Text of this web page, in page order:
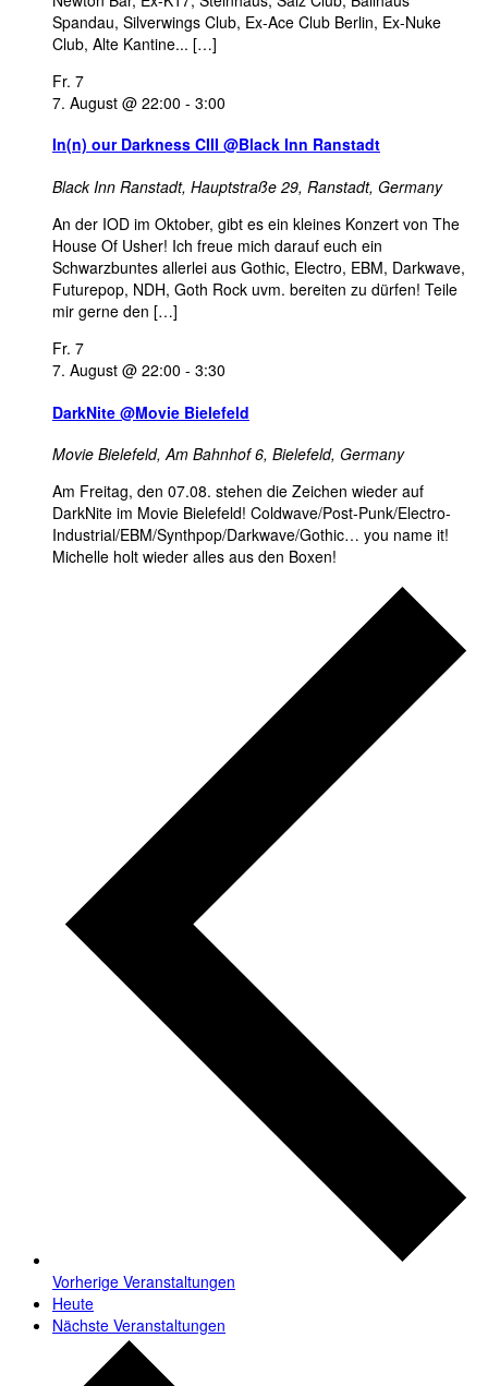
Spandau, Silverwings Club, Ex-Ace Club Berlin, Ex-Nuke
Club, Alte Kantine... […]
Fr. 7
7. August @ 22:00 - 3:00
In(n) our Darkness CIII @Black Inn Ranstadt
Black Inn Ranstadt, Hauptstraße 29, Ranstadt, Germany
An der IOD im Oktober, gibt es ein kleines Konzert von The
House Of Usher! Ich freue mich darauf euch ein
Schwarzbuntes allerlei aus Gothic, Electro, EBM, Darkwave,
Futurepop, NDH, Goth Rock uvm. bereiten zu dürfen! Teile
mir gerne den […]
Fr. 7
7. August @ 22:00 - 3:30
DarkNite @Movie Bielefeld
Movie Bielefeld,Am Bahnhof 6, Bielefeld, Germany
Am Freitag, den 07.08. stehen die Zeichen wieder auf
DarkNite im Movie Bielefeld! Coldwave/Post-Punk/Electro-
Industrial/EBM/Synthpop/Darkwave/Gothic… you name it!
Michelle holt wieder alles aus den Boxen!
Vorherige Veranstaltungen
Heute
Nächste Veranstaltungen